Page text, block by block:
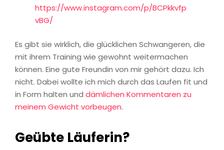
https://www.instagram.com/p/BCPkkvfp
vBG/
Es gibt sie wirklich, die glücklichen Schwangeren, die
mit ihrem Training wie gewohnt weitermachen
können. Eine gute Freundin von mir gehört dazu. Ich
nicht. Dabei wollte ich mich durch das Laufen fit und
in Form halten und dämlichen Kommentaren zu
meinem Gewicht vorbeugen.
Geübte Läuferin?